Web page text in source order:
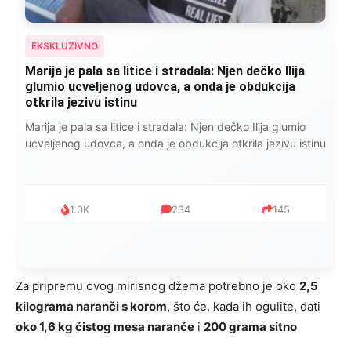
EKSKLUZIVNO
Marija je pala sa litice i stradala: Njen dečko Ilija
glumio ucveljenog udovca, a onda je obdukcija
otkrila jezivu istinu
Marija je pala sa litice i stradala: Njen dečko Ilija glumio
ucveljenog udovca, a onda je obdukcija otkrila jezivu istinu
1.0K 234 145
Za pripremu ovog mirisnog džema potrebno je oko 2,5
kilograma naranči s korom, što će, kada ih ogulite, dati
oko 1,6 kg čistog mesa naranče i 200 grama sitno